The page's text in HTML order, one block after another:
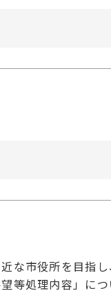
な市役所を目指
等処理内容」に